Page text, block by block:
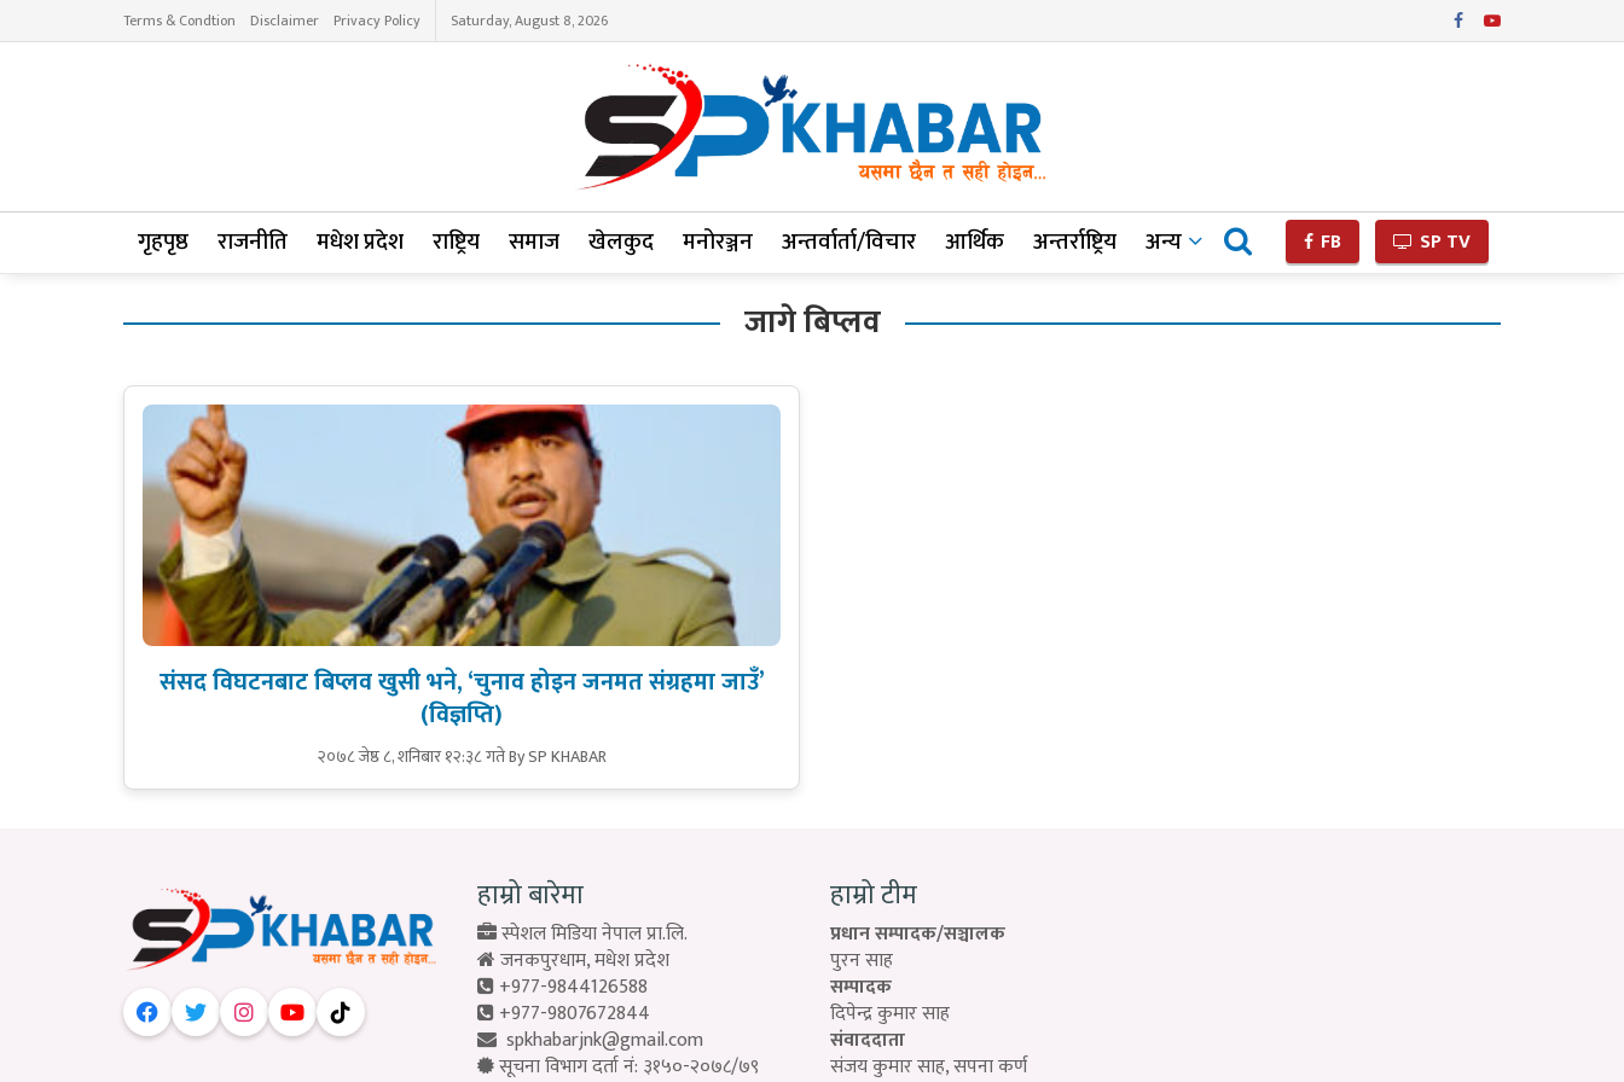
Terms & Condtion Disclaimer Privacy Policy Saturday, August 8, 2026
गृहपृष्ठ राजनीति मधेश प्रदेश राष्ट्रिय समाज खेलकुद मनोरञ्जन अन्तर्वार्ता/विचार आर्थिक अन्तर्राष्ट्रिय अन्य FB SP TV
जागे बिप्लव
संसद विघटनबाट बिप्लव खुसी भने, ‘चुनाव होइन जनमत संग्रहमा जाउँ’
(विज्ञप्ति)
२०७८ जेष्ठ ८, शनिबार १२:३८ गतेBy SP KHABAR
हाम्रो बारेमा
स्पेशल मिडिया नेपाल प्रा.लि.
जनकपुरधाम, मधेश प्रदेश
+977-9844126588
+977-9807672844
spkhabarjnk@gmail.com
सूचना विभाग दर्ता नं: ३१५०-२०७८/७९
हाम्रो टीम
प्रधान सम्पादक/सञ्चालक
पुरन साह
सम्पादक
दिपेन्द्र कुमार साह
संवाददाता
संजय कुमार साह, सपना कर्ण